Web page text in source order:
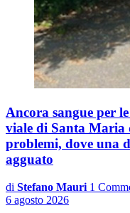
Ancora sangue per
viale di Santa Maria
problemi, dove una
agguato
di Stefano Mauri 1
6 agosto 2026